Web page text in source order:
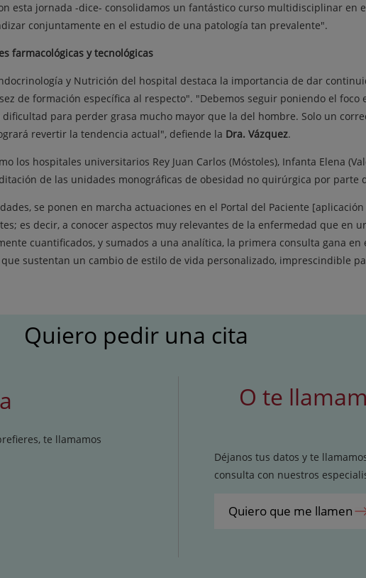
esta jornada -dice- consolidamos un fantástico curso multidisciplinar en
conjuntamente en el estudio de una patología tan prevalente".
farmacológicas y tecnológicas
y Nutrición del hospital destaca la importancia de dar
de formación específica al respecto". "Debemos seguir poniendo el foco
para perder grasa mucho mayor que la del hombre. Solo un
revertir la tendencia actual", defiende la Dra. Vázquez.
los hospitales universitarios Rey Juan Carlos (Móstoles), Infanta Elena
de las unidades monográficas de obesidad no quirúrgica por parte
se ponen en marcha actuaciones en el Portal del Paciente
es decir, a conocer aspectos muy relevantes de la enfermedad que en
cuantificados, y sumados a una analítica, la primera consulta gana en
sustentan un cambio de estilo de vida personalizado, imprescindible
Quiero pedir una cita
te llamamos
O te
Déjanos tus datos y te
consulta con nuestros
Quiero que me llamen